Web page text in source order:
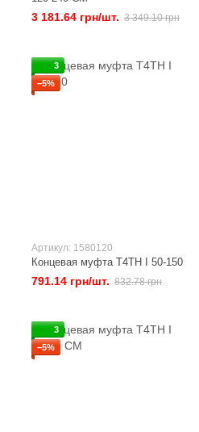
3 181.64 грн/шт. 3 349.10 грн
3
−5%
Артикул: 1580120
Концевая муфта T4TH I 50-150
791.14 грн/шт. 832.78 грн
3
−5%